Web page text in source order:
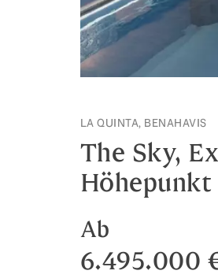
LA QUINTA, BENAHAVIS
The Sky,
Höhepunkt
Ab
6.495.000